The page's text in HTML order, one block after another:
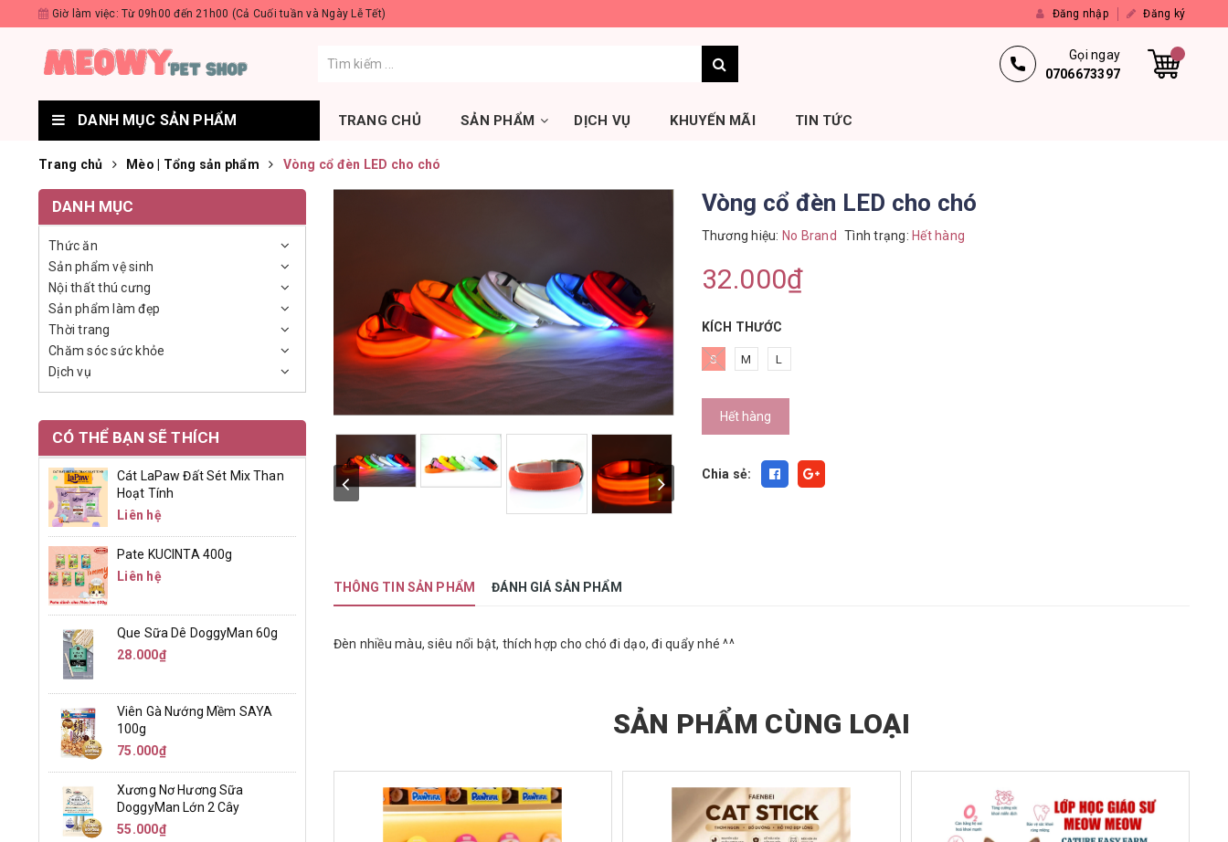
Giờ làm việc: Từ 09h00 đến 21h00 (Cả Cuối tuần và Ngày Lễ Tết) Đăng nhập Đăng ký
Gọi ngay
0706673397
DANH MỤC SẢN PHẨM TRANG CHỦ SẢN PHẨM DỊCH VỤ KHUYẾN MÃI TIN TỨC
Trang chủ Mèo | Tổng sản phẩm Vòng cổ đèn LED cho chó
Vòng cổ đèn LED cho chó
Thương hiệu: No Brand Tình trạng: Hết hàng
32.000₫
KÍCH THƯỚC
S M L
Hết hàng
Chia sẻ:
THÔNG TIN SẢN PHẨM ĐÁNH GIÁ SẢN PHẨM
Đèn nhiều màu, siêu nổi bật, thích hợp cho chó đi dạo, đi quẩy nhé ^^
SẢN PHẨM CÙNG LOẠI
DANH MỤC
Thức ăn
Sản phẩm vệ sinh
Nội thất thú cưng
Sản phẩm làm đẹp
Thời trang
Chăm sóc sức khỏe
Dịch vụ
CÓ THỂ BẠN SẼ THÍCH
Cát LaPaw Đất Sét Mix Than
Hoạt Tính
Liên hệ
Pate KUCINTA 400g
Liên hệ
Que Sữa Dê DoggyMan 60g
28.000₫
Viên Gà Nướng Mềm SAYA
100g
75.000₫
Xương Nơ Hương Sữa
DoggyMan Lớn 2 Cây
55.000₫